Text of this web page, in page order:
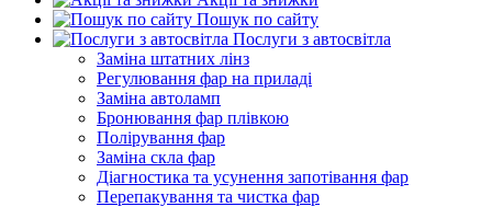
Пошук по сайту
Послуги з автосвітла
Заміна штатних лінз
Регулювання фар на приладі
Заміна автоламп
Бронювання фар плівкою
Полірування фар
Заміна скла фар
Діагностика та усунення запотівання фар
Перепакування та чистка фар